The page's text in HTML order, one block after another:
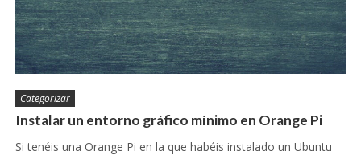
Categorizar
Instalar un entorno gráfico mínimo en Orange Pi
Si tenéis una Orange Pi en la que habéis instalado un Ubuntu